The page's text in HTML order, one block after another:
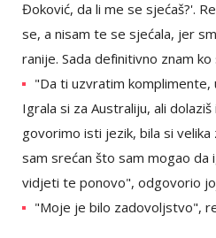
Đoković, da li me se sjećaš?'.
se, a nisam te se sjećala, jer
ranije. Sada definitivno znam ko
"Da ti uzvratim komplimente,
Igrala si za Australiju, ali
govorimo isti jezik, bila si
sam srećan što sam mogao da
vidjeti te ponovo", odgovorio
"Moje je bilo zadovoljstvo",